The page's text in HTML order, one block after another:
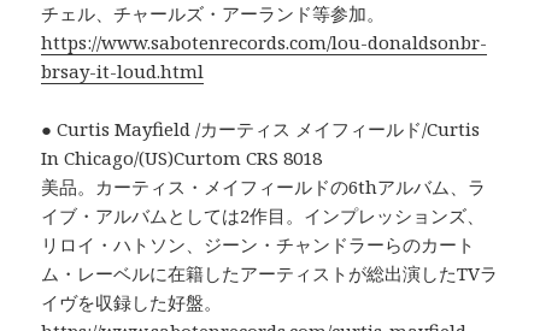
チェル、チャールズ・アーランド等参加。
https://www.sabotenrecords.com/lou-donaldsonbr-
brsay-it-loud.html
● Curtis Mayfield /カーティス メイフィールド/Curtis
In Chicago/(US)Curtom CRS 8018
美品。カーティス・メイフィールドの6thアルバム、ラ
イブ・アルバムとしては2作目。インプレッションズ、
リロイ・ハトソン、ジーン・チャンドラーらのカート
ム・レーベルに在籍したアーティストが総出演したTVラ
イヴを収録した好盤。